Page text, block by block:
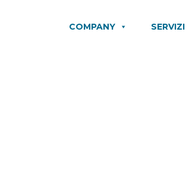
COMPANY SERVIZI